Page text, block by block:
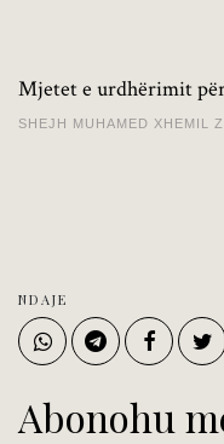
Mjetet e urdhërimit
SHEJH MUHAMED XHEMIL
NDAJE
Abonohu